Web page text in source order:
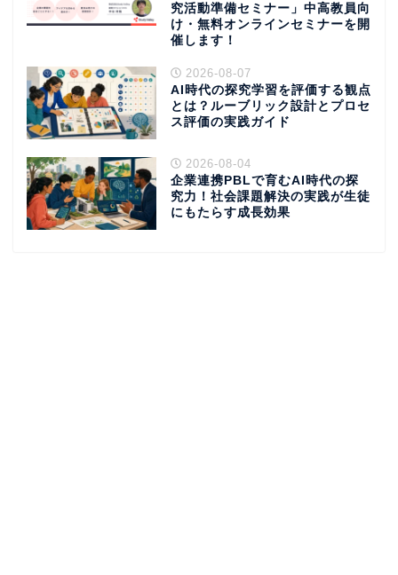
究活動準備セミナー」中高教員向
け・無料オンラインセミナーを開
催します！
2026-08-07
AI時代の探究学習を評価する観点
とは？ルーブリック設計とプロセ
ス評価の実践ガイド
2026-08-04
企業連携PBLで育むAI時代の探
究力！社会課題解決の実践が生徒
にもたらす成長効果